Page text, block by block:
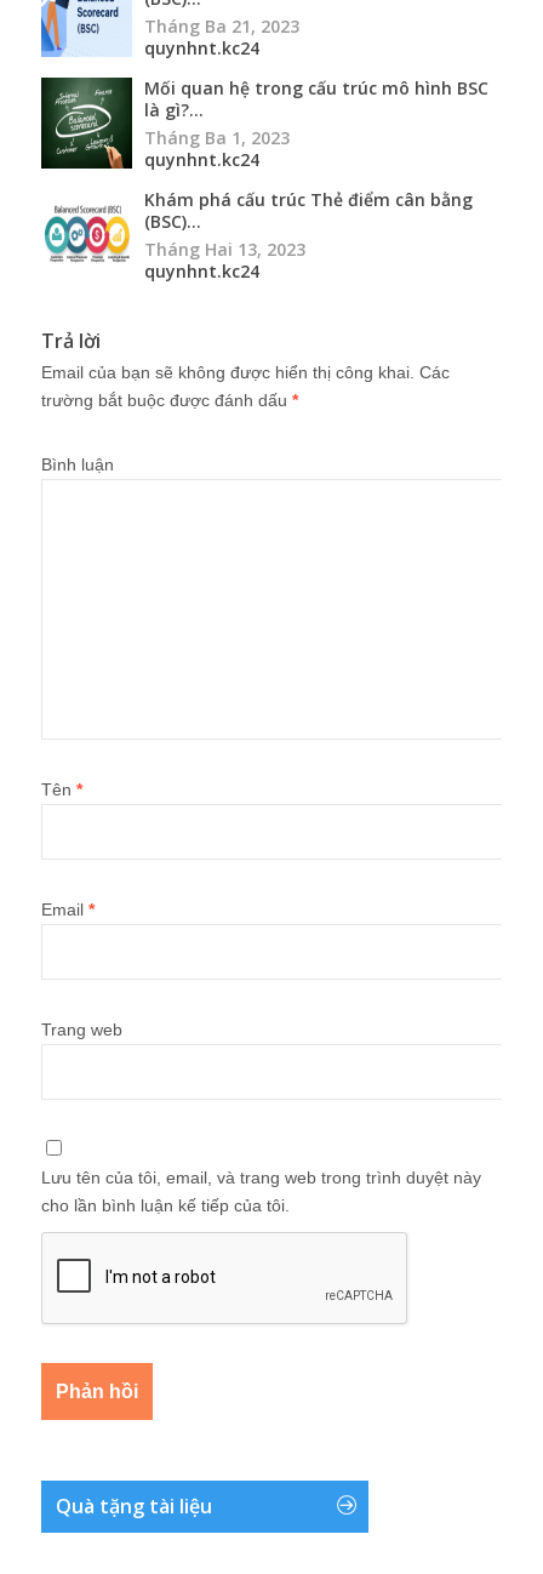
Tháng Ba 21, 2023
quynhnt.kc24
Mối quan hệ trong cấu trúc mô hình BSC
là gì?...
Tháng Ba 1, 2023
quynhnt.kc24
Khám phá cấu trúc Thẻ điểm cân bằng
(BSC)...
Tháng Hai 13, 2023
quynhnt.kc24
Trả lời
Email của bạn sẽ không được hiển thị công khai. Các
trường bắt buộc được đánh dấu *
Bình luận
Tên *
Email *
Trang web
Lưu tên của tôi, email, và trang web trong trình duyệt này
cho lần bình luận kế tiếp của tôi.
Quà tặng tài liệu